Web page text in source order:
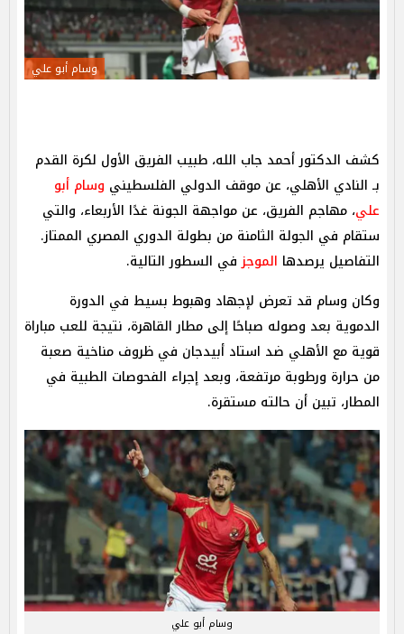
وسام أبو علي
كشف الدكتور أحمد جاب الله، طبيب الفريق الأول لكرة القدم
بـ النادي الأهلي، عن موقف الدولي الفلسطيني وسام أبو
علي، مهاجم الفريق، عن مواجهة الجونة غدًا الأربعاء، والتي
ستقام في الجولة الثامنة من بطولة الدوري المصري الممتاز.‏
التفاصيل يرصدها الموجزفي السطور التالية.
وكان وسام قد تعرض لإجهاد وهبوط بسيط في الدورة
الدموية بعد وصوله صباحًا إلى مطار القاهرة، نتيجة للعب مباراة
قوية مع الأهلي ضد استاد أبيدجان في ظروف مناخية صعبة
من حرارة ورطوبة مرتفعة، وبعد إجراء الفحوصات الطبية في
المطار، تبين أن حالته مستقرة.
وسام أبو علي